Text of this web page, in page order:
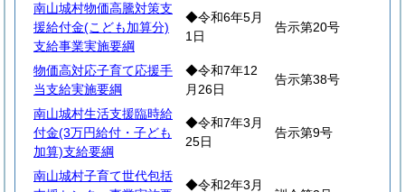
南山城村物価高騰対策支
援給付金(こども加算分)
支給事業実施要綱
◆令和6年5月
1日
告示第20号
物価高対応子育て応援手
当支給実施要綱
◆令和7年12
月26日
告示第38号
南山城村生活支援臨時給
付金(3万円給付・子ども
加算)支給要綱
◆令和7年3月
25日
告示第9号
南山城村子育て世代包括
◆令和2年3月